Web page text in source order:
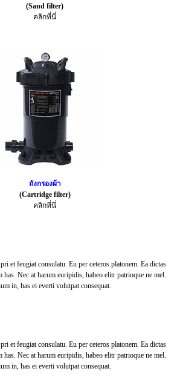
(Sand filter)
คลิกที่นี่
ถังกรองผ้า
(Cartridge filter)
คลิกที่นี่
et feugiat consulatu. Eu per ceteros platonem. Ea dictas
has. Nec at harum euripidis, habeo elitr patrioque ne mel.
in, has ei everti volutpat consequat.
et feugiat consulatu. Eu per ceteros platonem. Ea dictas
has. Nec at harum euripidis, habeo elitr patrioque ne mel.
in, has ei everti volutpat consequat.